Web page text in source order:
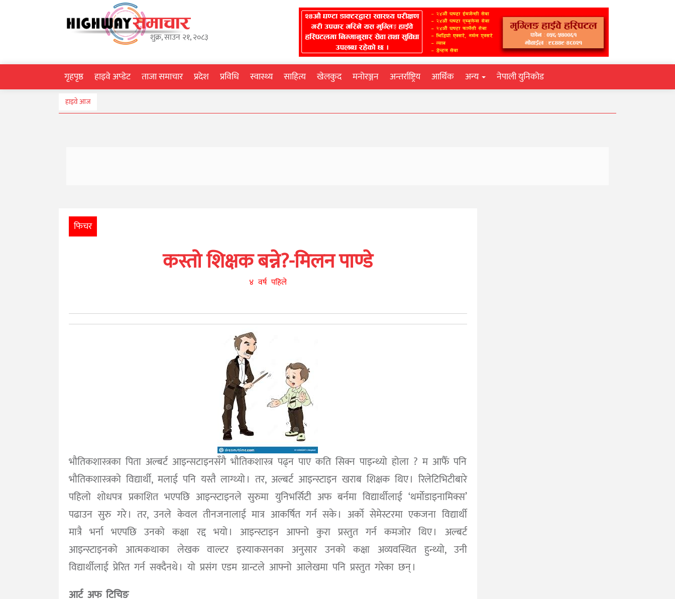
शुक्र, साउन २१, २०८३
गृहपृष्ठ हाइवे अप्डेट ताजा समाचार प्रदेश प्रविधि स्वास्थ्य साहित्य खेलकुद मनोरञ्जन अन्तर्राष्ट्रिय आर्थिक अन्य नेपाली युनिकोड
हाइवे आज
फिचर
कस्तो शिक्षक बन्ने?-मिलन पाण्डे
४ वर्ष पहिले
भौतिकशास्त्रका पिता अल्बर्ट आइन्सटाइनसँगै भौतिकशास्त्र पढ्न पाए कति सिक्न पाइन्थ्यो होला ? म आफैँ पनि
भौतिकशास्त्रको विद्यार्थी, मलाई पनि यस्तै लाग्थ्यो । तर, अल्बर्ट आइन्स्टाइन खराब शिक्षक थिए । रिलेटिभिटीबारे
पहिलो शोधपत्र प्रकाशित भएपछि आइन्स्टाइनले सुरुमा युनिभर्सिटी अफ बर्नमा विद्यार्थीलाई ‘थर्मोडाइनामिक्स’
पढाउन सुरु गरे । तर, उनले केवल तीनजनालाई मात्र आकर्षित गर्न सके । अर्को सेमेस्टरमा एकजना विद्यार्थी
मात्रै भर्ना भएपछि उनको कक्षा रद्द भयो । आइन्स्टाइन आफ्नो कुरा प्रस्तुत गर्न कमजोर थिए । अल्बर्ट
आइन्स्टाइनको आत्मकथाका लेखक वाल्टर इस्याकसनका अनुसार उनको कक्षा अव्यवस्थित हुन्थ्यो, उनी
विद्यार्थीलाई प्रेरित गर्न सक्दैनथे । यो प्रसंग एडम ग्रान्टले आफ्नो आलेखमा पनि प्रस्तुत गरेका छन् ।
आर्ट अफ टिचिङ